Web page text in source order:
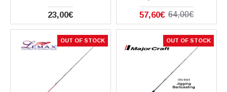
23,00€ 57,60€ 64,00€
OUT OF STOCK OUT OF STOCK